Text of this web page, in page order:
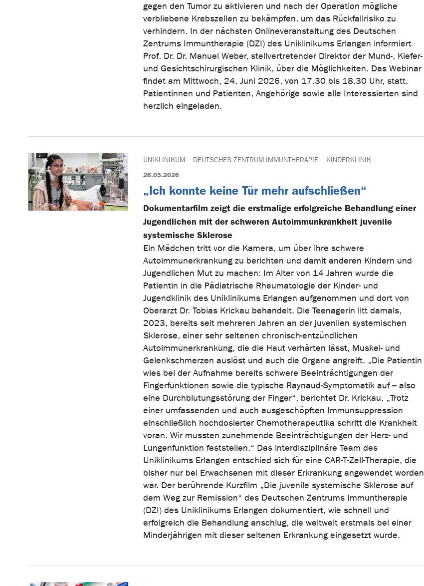
gegen den Tumor zu aktivieren und nach der Operation mögliche
verbliebene Krebszellen zu bekämpfen, um das Rückfallrisiko zu
verhindern. In der nächsten Onlineveranstaltung des Deutschen
Zentrums Immuntherapie (DZI) des Uniklinikums Erlangen informiert
Prof. Dr. Dr. Manuel Weber, stellvertretender Direktor der Mund-, Kiefer-
und Gesichtschirurgischen Klinik, über die Möglichkeiten. Das Webinar
findet am Mittwoch, 24. Juni 2026, von 17.30 bis 18.30 Uhr, statt.
Patientinnen und Patienten, Angehörige sowie alle Interessierten sind
herzlich eingeladen.
UNIKLINIKUM DEUTSCHES ZENTRUM IMMUNTHERAPIE KINDERKLINIK
26.05.2026
„Ich konnte keine Tür mehr aufschließen“
Dokumentarfilm zeigt die erstmalige erfolgreiche Behandlung einer
Jugendlichen mit der schweren Autoimmunkrankheit juvenile
systemische Sklerose
Ein Mädchen tritt vor die Kamera, um über ihre schwere
Autoimmunerkrankung zu berichten und damit anderen Kindern und
Jugendlichen Mut zu machen: Im Alter von 14 Jahren wurde die
Patientin in die Pädiatrische Rheumatologie der Kinder- und
Jugendklinik des Uniklinikums Erlangen aufgenommen und dort von
Oberarzt Dr. Tobias Krickau behandelt. Die Teenagerin litt damals,
2023, bereits seit mehreren Jahren an der juvenilen systemischen
Sklerose, einer sehr seltenen chronisch-entzündlichen
Autoimmunerkrankung, die die Haut verhärten lässt, Muskel- und
Gelenkschmerzen auslöst und auch die Organe angreift. „Die Patientin
wies bei der Aufnahme bereits schwere Beeinträchtigungen der
Fingerfunktionen sowie die typische Raynaud-Symptomatik auf – also
eine Durchblutungsstörung der Finger“, berichtet Dr. Krickau. „Trotz
einer umfassenden und auch ausgeschöpften Immunsuppression
einschließlich hochdosierter Chemotherapeutika schritt die Krankheit
voran. Wir mussten zunehmende Beeinträchtigungen der Herz- und
Lungenfunktion feststellen.“ Das interdisziplinäre Team des
Uniklinikums Erlangen entschied sich für eine CAR-T-Zell-Therapie, die
bisher nur bei Erwachsenen mit dieser Erkrankung angewendet worden
war. Der berührende Kurzfilm „Die juvenile systemische Sklerose auf
dem Weg zur Remission“ des Deutschen Zentrums Immuntherapie
(DZI) des Uniklinikums Erlangen dokumentiert, wie schnell und
erfolgreich die Behandlung anschlug, die weltweit erstmals bei einer
Minderjährigen mit dieser seltenen Erkrankung eingesetzt wurde.